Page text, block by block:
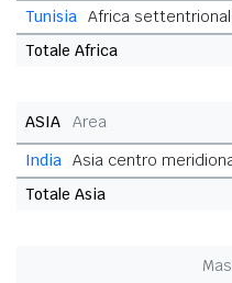
Tunisia Africa
Totale Africa
ASIA Area
India Asia centro
Totale Asia